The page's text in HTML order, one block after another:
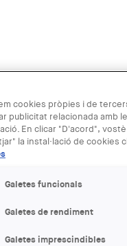
Agenda
cookies pròpies i de
publicitat relacionada amb
En clicar "D'acord",
la instal·lació de cookies
Galetes funcionals
Galetes de rendiment
Galetes imprescindibles